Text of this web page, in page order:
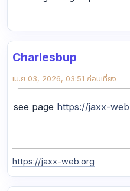
Charlesbup
เม.ย 03, 2026, 03:51 ก่อนเที่ยง
see page https://jaxx-
https://jaxx-web.org